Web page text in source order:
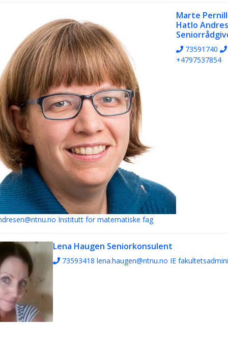
Marte
Hatlo
73591740
+4797537854
Institutt for matematiske fag
Lena Haugen Seniorkonsulent
73593418 lena.haugen@ntnu.no IE